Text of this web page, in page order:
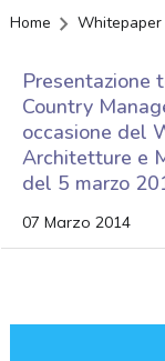
Home Whitepaper
Presentazione
Country
occasione del
Architetture e
del 5 marzo
07 Marzo 2014